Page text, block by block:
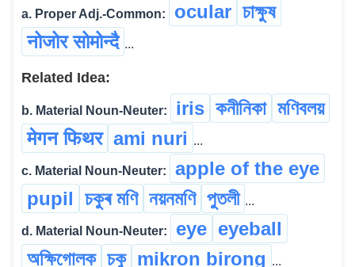
a. Proper Adj.-Common: ocular চাক্ষুষ
नोजोर सोमोन्दै ...
Related Idea:
b. Material Noun-Neuter: iris কনীনিকা মণিবলয়
मेगन फिथर ami nuri ...
c. Material Noun-Neuter:
apple of the eye
pupil চকুৰ মণি নয়নমণি পুতলী ...
d. Material Noun-Neuter: eye eyeball
অক্ষিগোলক চকু mikron birong ...